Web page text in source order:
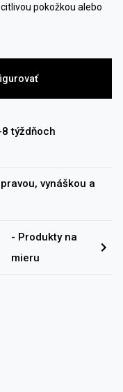
pokožkou alebo
týždňoch
vynáškou a
- Produkty na
mieru